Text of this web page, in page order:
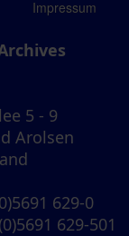
Impressum
5 - 9
Arolsen
629-0
629-501